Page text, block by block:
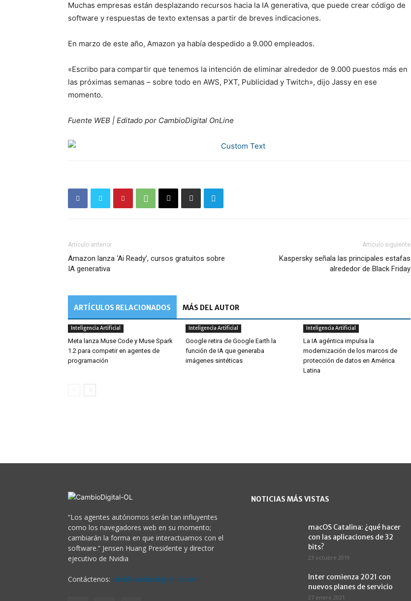
Muchas empresas están desplazando recursos hacia la IA generativa, que puede crear código de
software y respuestas de texto extensas a partir de breves indicaciones.
En marzo de este año, Amazon ya había despedido a 9.000 empleados.
«Escribo para compartir que tenemos la intención de eliminar alrededor de 9.000 puestos más en
las próximas semanas – sobre todo en AWS, PXT, Publicidad y Twitch», dijo Jassy en ese
momento.
Fuente WEB | Editado por CambioDigital OnLine
Artículo anterior
Amazon lanza ‘Ai Ready’, cursos gratuitos sobre
IA generativa
Artículo siguiente
Kaspersky señala las principales estafas
alrededor de Black Friday
ARTÍCULOS RELACIONADOS MÁS DEL AUTOR
Inteligencia Artificial
Meta lanza Muse Code y Muse Spark
1.2 para competir en agentes de
programación
Inteligencia Artificial
Google retira de Google Earth la
función de IA que generaba
imágenes sintéticas
Inteligencia Artificial
La IA agéntica impulsa la
modernización de los marcos de
protección de datos en América
Latina
“Los agentes autónomos serán tan influyentes
como los navegadores web en su momento;
cambiarán la forma en que interactuamos con el
software.” Jensen Huang Presidente y director
ejecutivo de Nvidia
Contáctenos: cdol@cambiodigital-ol.com
NOTICIAS MÁS VISTAS
macOS Catalina: ¿qué hacer
con las aplicaciones de 32
bits?
23 octubre 2019
Inter comienza 2021 con
nuevos planes de servicio
27 enero 2021